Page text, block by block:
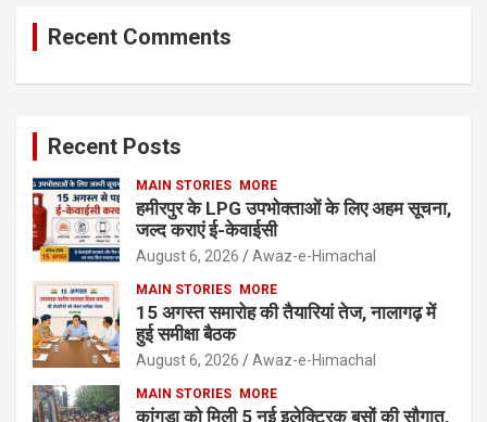
Recent Comments
Recent Posts
MAIN STORIES MORE
हमीरपुर के LPG उपभोक्ताओं के लिए अहम सूचना,
जल्द कराएं ई-केवाईसी
August 6, 2026 Awaz-e-Himachal
MAIN STORIES MORE
15 अगस्त समारोह की तैयारियां तेज, नालागढ़ में
हुई समीक्षा बैठक
August 6, 2026 Awaz-e-Himachal
MAIN STORIES MORE
कांगड़ा को मिली 5 नई इलेक्ट्रिक बसों की सौगात,